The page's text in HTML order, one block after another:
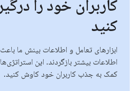
کاربران خود را
کنید
ابزارهای تعامل و اطلاعات بینش ما
اطلاعات بیشتر بازگردند. این
کمک به جذب کاربران خود کاوش کنید.